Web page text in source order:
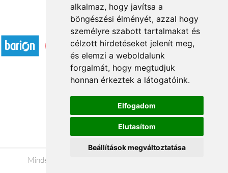
alkalmaz, hogy javítsa a
böngészési élményét, azzal hogy
személyre szabott tartalmakat és
célzott hirdetéseket jelenít meg,
és elemzi a weboldalunk
forgalmát, hogy megtudjuk
honnan érkeztek a látogatóink.
Elfogadom
Elutasítom
Beállítások megváltoztatása
Elfogadott fizetési módok
Á.SZ.F.
Impresszum
Adatkezelési tájékoztató
Minden jog fenntartva © 2026 |